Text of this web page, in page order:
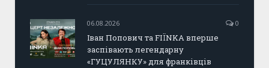
06.08.2026 0
Іван Попович та FIÏNKA вперше
заспівають легендарну
«ГУЦУЛЯНКУ» для франківців